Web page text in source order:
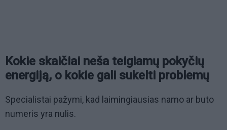
Kokie skaičiai neša teigiamų pokyčių
energiją, o kokie gali sukelti problemų
Specialistai pažymi, kad laimingiausias namo ar buto
numeris yra nulis.